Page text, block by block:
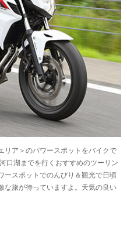
リア＞のパワースポットをバイクで
口湖までを行くおすすめのツーリン
ースポットでのんびり＆観光で日頃
な旅が待っていますよ。天気の良い